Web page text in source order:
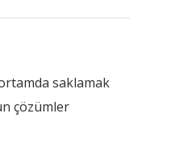
saklamak
çözümler